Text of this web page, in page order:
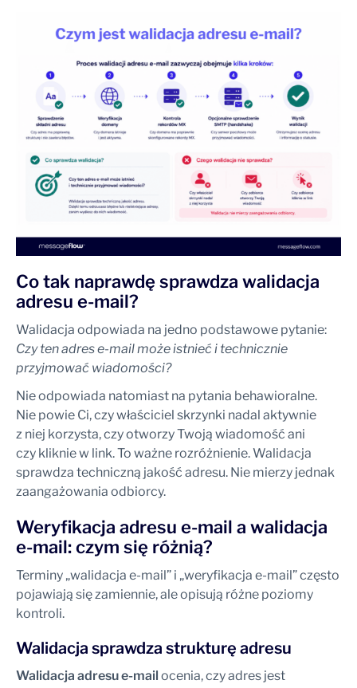
Co tak naprawdę sprawdza walidacja
adresu e-mail?
Walidacja odpowiada na jedno podstawowe pytanie:
Czy ten adres e-mail może istnieć i technicznie
przyjmować wiadomości?
Nie odpowiada natomiast na pytania behawioralne.
Nie powie Ci, czy właściciel skrzynki nadal aktywnie
z niej korzysta, czy otworzy Twoją wiadomość ani
czy kliknie w link. To ważne rozróżnienie. Walidacja
sprawdza techniczną jakość adresu. Nie mierzy jednak
zaangażowania odbiorcy.
Weryfikacja adresu e-mail a walidacja
e-mail: czym się różnią?
Terminy „walidacja e-mail” i „weryfikacja e-mail” często
pojawiają się zamiennie, ale opisują różne poziomy
kontroli.
Walidacja sprawdza strukturę adresu
Walidacja adresu e-mail ocenia, czy adres jest